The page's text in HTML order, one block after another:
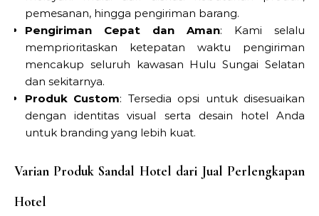
pemesanan, hingga pengiriman barang.
Pengiriman Cepat dan Aman: Kami selalu
memprioritaskan ketepatan waktu pengiriman
mencakup seluruh kawasan Hulu Sungai Selatan
dan sekitarnya.
Produk Custom: Tersedia opsi untuk disesuaikan
dengan identitas visual serta desain hotel Anda
untuk branding yang lebih kuat.
Varian Produk Sandal Hotel dari Jual Perlengkapan
Hotel